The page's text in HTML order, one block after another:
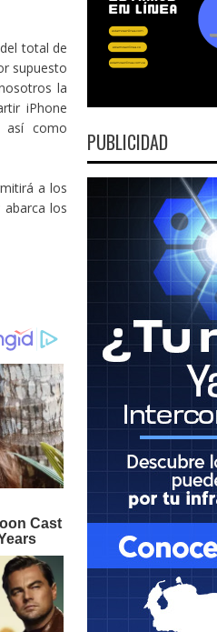
total de
supuesto
la
iPhone
así como
a los
los
PUBLICIDAD